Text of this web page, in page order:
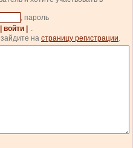
, пароль
| войти |
.
на страницу регистрации.